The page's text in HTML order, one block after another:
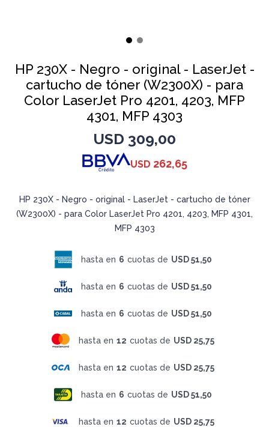
HP 230X - Negro - original - LaserJet -
cartucho de tóner (W2300X) - para
Color LaserJet Pro 4201, 4203, MFP
4301, MFP 4303
USD 309,00
USD 262,65
HP 230X - Negro - original - LaserJet - cartucho de tóner
(W2300X) - para Color LaserJet Pro 4201, 4203, MFP 4301,
MFP 4303
hasta en 6 cuotas de USD 51,50
hasta en 6 cuotas de USD 51,50
hasta en 6 cuotas de USD 51,50
hasta en 12 cuotas de USD 25,75
hasta en 12 cuotas de USD 25,75
hasta en 6 cuotas de USD 51,50
hasta en 12 cuotas de USD 25,75